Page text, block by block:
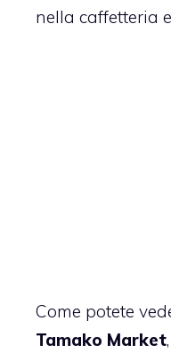
nella caffetteria
Come potete
Tamako Market